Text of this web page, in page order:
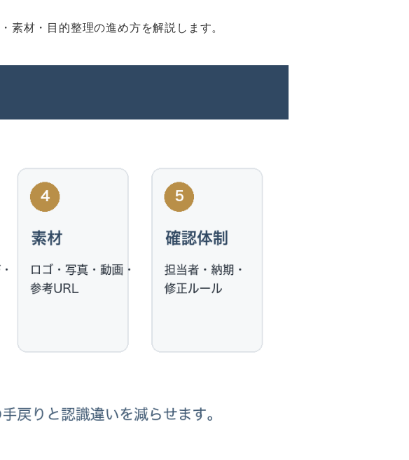
素材・目的整理の進め方を解説します。